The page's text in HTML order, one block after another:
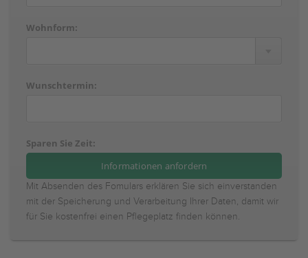
Wohnform:
Wunschtermin:
Sparen Sie Zeit:
Mit Absenden des Fomulars erklären Sie sich einverstanden
mit der Speicherung und Verarbeitung Ihrer Daten, damit wir
für Sie kostenfrei einen Pflegeplatz finden können.